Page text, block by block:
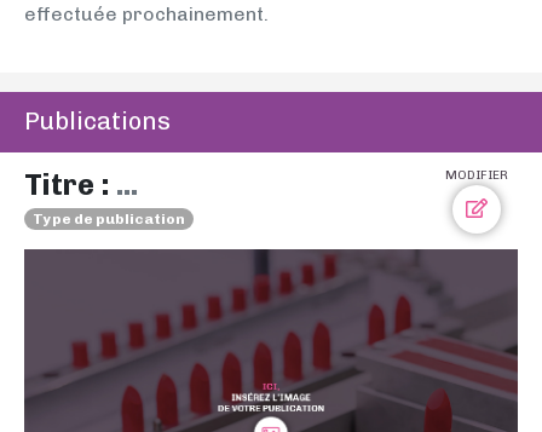
effectuée prochainement.
Publications
MODIFIER
Titre : ...
Type de publication